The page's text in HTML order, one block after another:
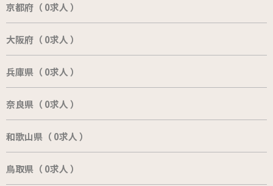
京都府（ 0求人 ）
大阪府（ 0求人 ）
兵庫県（ 0求人 ）
奈良県（ 0求人 ）
和歌山県（ 0求人 ）
鳥取県（ 0求人 ）